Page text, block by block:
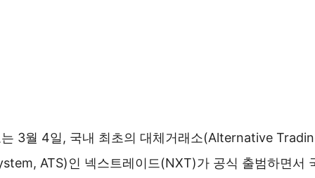
는 3월 4일, 국내 최초의 대체거래소(Alternative
ATS)인 넥스트레이드(NXT)가 공식 출범하면서